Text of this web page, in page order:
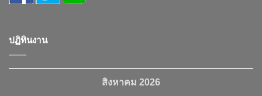
ปฏิทินงาน
สิงหาคม 2026